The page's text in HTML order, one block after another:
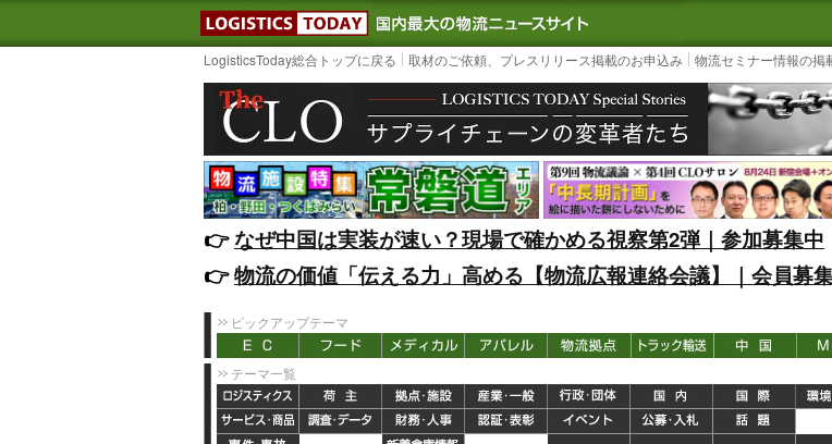
LOGISTICS TODAY｜国内最大の物流ニュースサイト
3PL, SCMなど
LogisticsToday総合トップに戻る 取材のご依頼、プレスリリース掲載のお申込み 物流セミナー情報の掲
👉️なぜ中国は実装が速い？現場で確かめる視察第2弾｜参加募集中
👉️物流の価値「伝える力」高める【物流広報連絡会議】｜会員募
ピックアップテーマ
テーマ一覧